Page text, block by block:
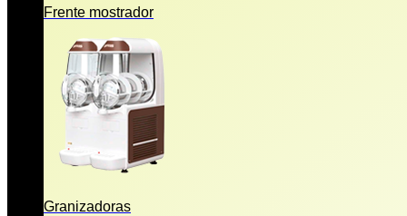
Frente mostrador
Granizadoras